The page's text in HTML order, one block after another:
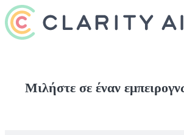
Μιλήστε σε έναν